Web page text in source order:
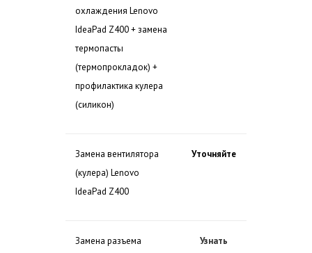
охлаждения Lenovo
IdeaPad Z400 + замена
термопасты
(термопрокладок) +
профилактика кулера
(силикон)
Замена вентилятора
(кулера) Lenovo
IdeaPad Z400
Уточняйте
Замена разъема
Узнать